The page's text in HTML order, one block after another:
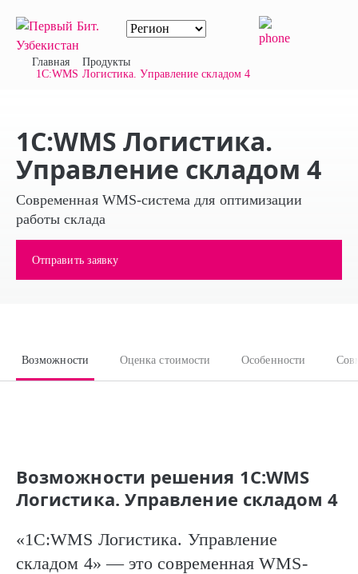
Главная
Продукты
1С:WMS Логистика. Управление складом 4
1С:WMS Логистика.
Управление складом 4
Современная WMS-система для оптимизации
работы склада
Отправить заявку
Возможности Оценка стоимости Особенности
Возможности решения 1С:WMS
Логистика. Управление складом 4
«1С:WMS Логистика. Управление
складом 4» — это современная WMS-